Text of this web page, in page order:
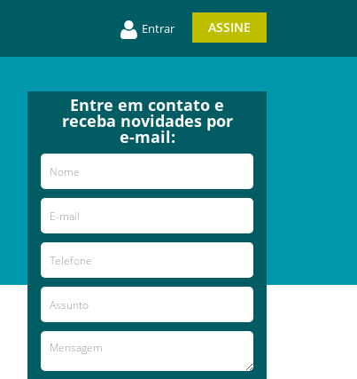
Entrar ASSINE
Entre em contato e
receba novidades por
e-mail: